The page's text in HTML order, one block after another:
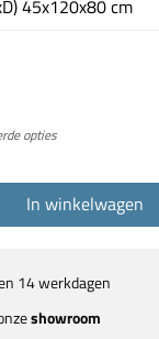
45x120x80 cm
opties
In winkelwagen
14 werkdagen
showroom